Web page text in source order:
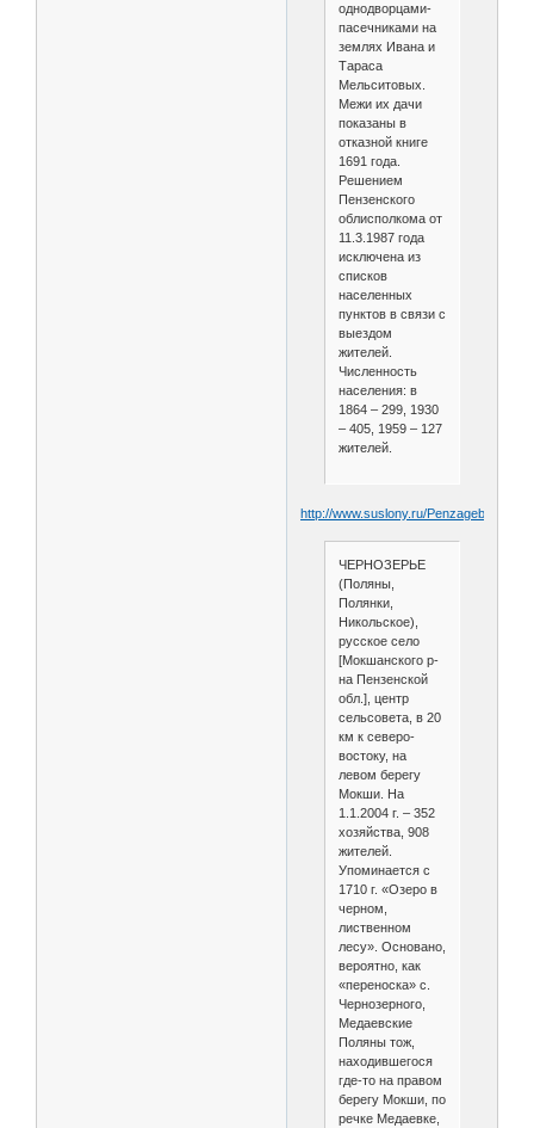
однодворцами-
пасечниками на
землях Ивана и
Тараса
Мельситовых.
Межи их дачи
показаны в
отказной книге
1691 года.
Решением
Пензенского
облисполкома от
11.3.1987 года
исключена из
списков
населенных
пунктов в связи с
выездом
жителей.
Численность
населения: в
1864 – 299, 1930
– 405, 1959 – 127
жителей.
http://www.suslony.ru/Penzagebiet/
ЧЕРНОЗЕРЬЕ
(Поляны,
Полянки,
Никольское),
русское село
[Мокшанского р-
на Пензенской
обл.], центр
сельсовета, в 20
км к северо-
востоку, на
левом берегу
Мокши. На
1.1.2004 г. – 352
хозяйства, 908
жителей.
Упоминается с
1710 г. «Озеро в
черном,
лиственном
лесу». Основано,
вероятно, как
«переноска» с.
Чернозерного,
Медаевские
Поляны тож,
находившегося
где-то на правом
берегу Мокши, по
речке Медаевке,